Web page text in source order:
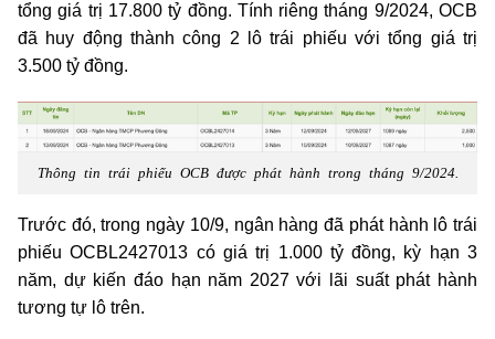
tổng giá trị 17.800 tỷ đồng. Tính riêng tháng 9/2024, OCB
đã huy động thành công 2 lô trái phiếu với tổng giá trị
3.500 tỷ đồng.
Thông tin trái phiếu OCB được phát hành trong tháng 9/2024.
Trước đó, trong ngày 10/9, ngân hàng đã phát hành lô trái
phiếu OCBL2427013 có giá trị 1.000 tỷ đồng, kỳ hạn 3
năm, dự kiến đáo hạn năm 2027 với lãi suất phát hành
tương tự lô trên.